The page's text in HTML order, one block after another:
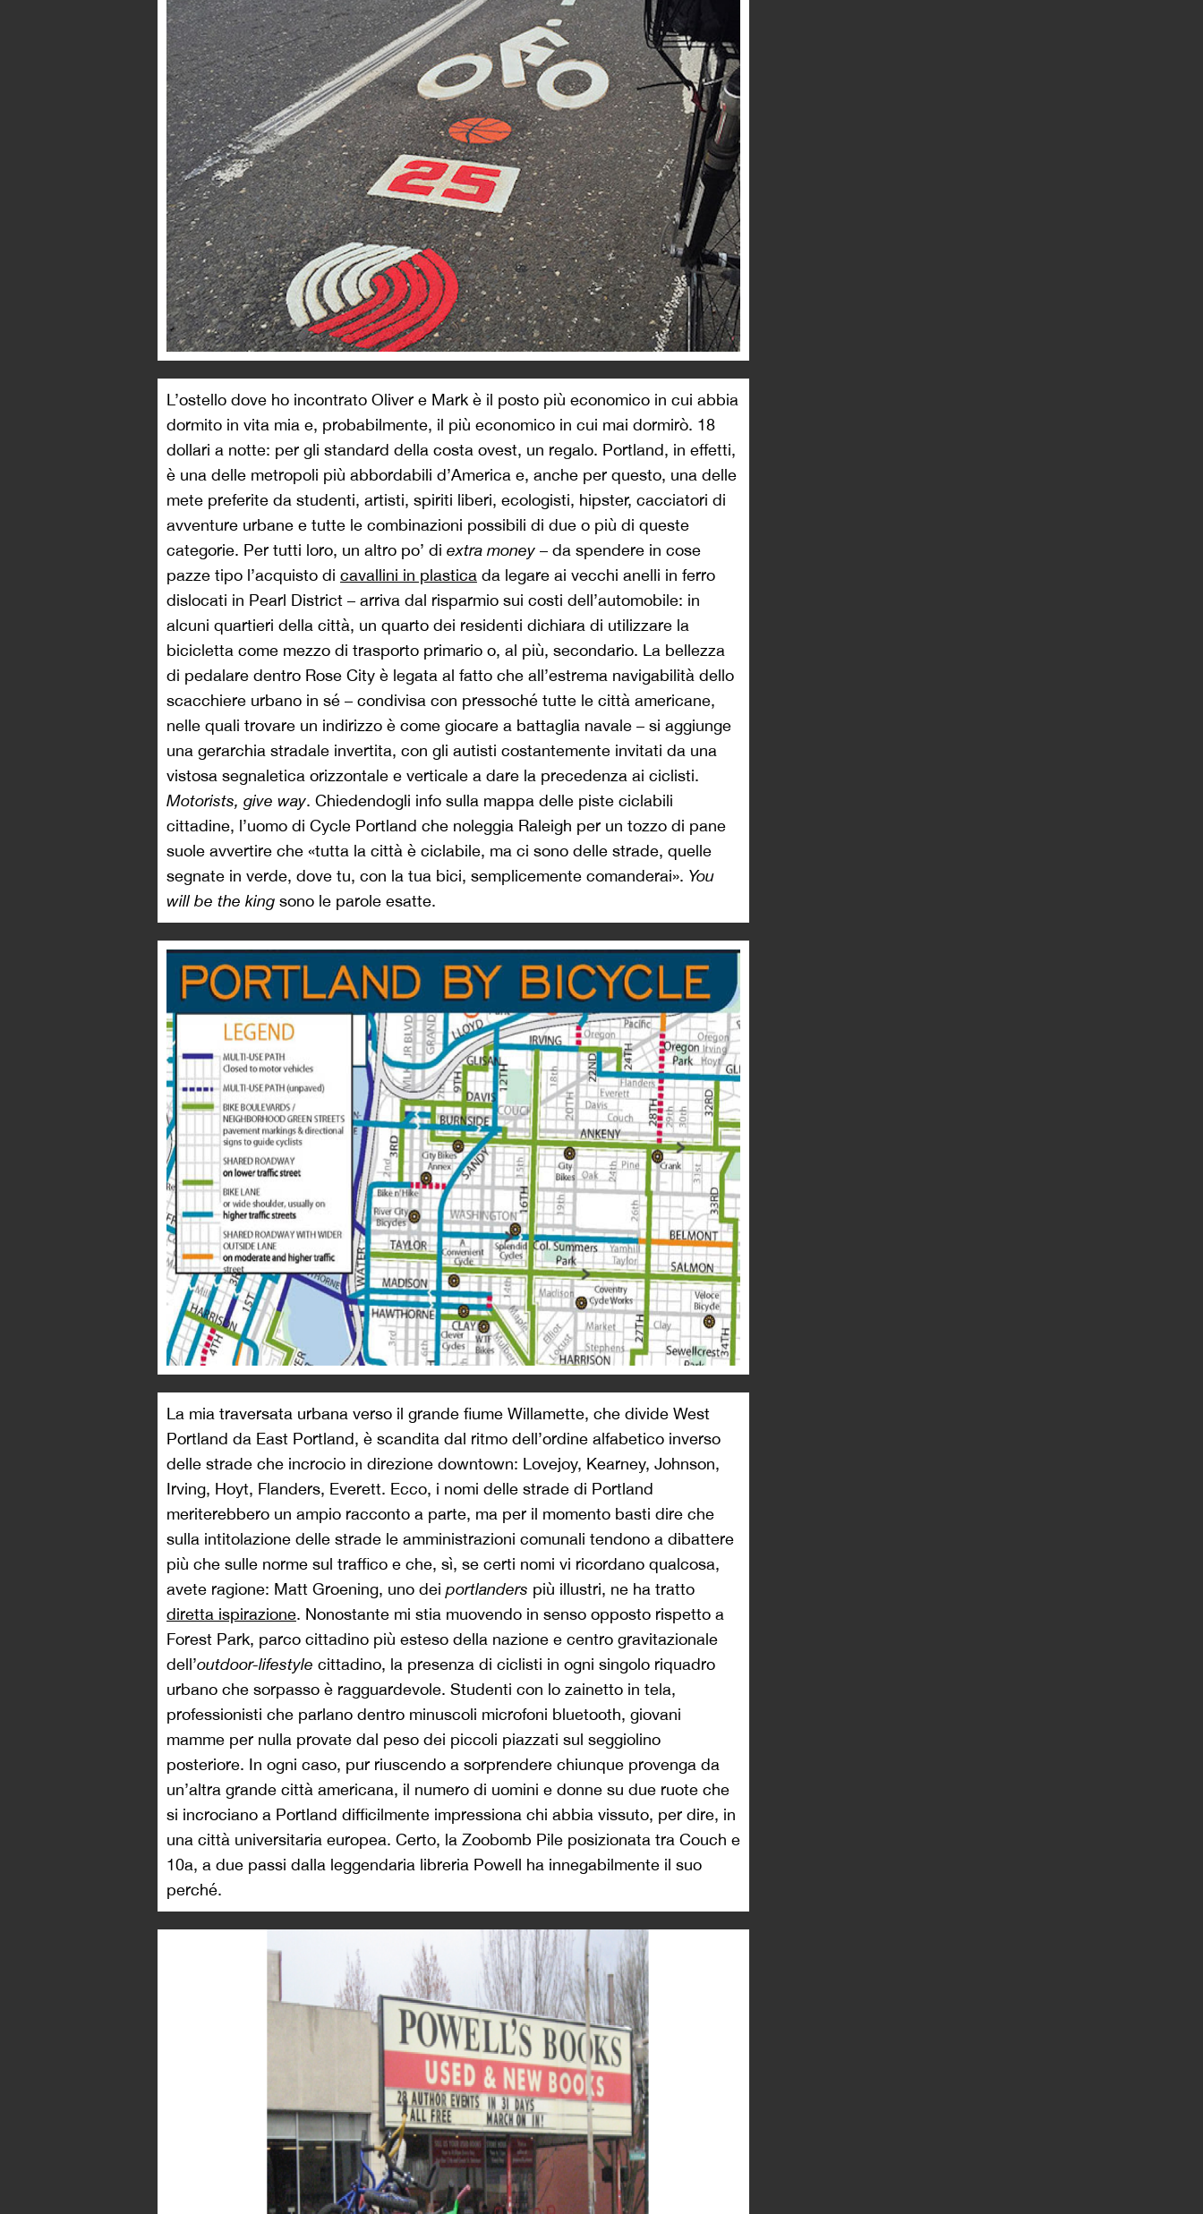
L’ostello dove ho incontrato Oliver e Mark è il posto più economico in cui abbia
dormito in vita mia e, probabilmente, il più economico in cui mai dormirò. 18
dollari a notte: per gli standard della costa ovest, un regalo. Portland, in effetti,
è una delle metropoli più abbordabili d’America e, anche per questo, una delle
mete preferite da studenti, artisti, spiriti liberi, ecologisti, hipster, cacciatori di
avventure urbane e tutte le combinazioni possibili di due o più di queste
categorie. Per tutti loro, un altro po’ di extra money – da spendere in cose
pazze tipo l’acquisto di cavallini in plastica da legare ai vecchi anelli in ferro
dislocati in Pearl District – arriva dal risparmio sui costi dell’automobile: in
alcuni quartieri della città, un quarto dei residenti dichiara di utilizzare la
bicicletta come mezzo di trasporto primario o, al più, secondario. La bellezza
di pedalare dentro Rose City è legata al fatto che all’estrema navigabilità dello
scacchiere urbano in sé – condivisa con pressoché tutte le città americane,
nelle quali trovare un indirizzo è come giocare a battaglia navale – si aggiunge
una gerarchia stradale invertita, con gli autisti costantemente invitati da una
vistosa segnaletica orizzontale e verticale a dare la precedenza ai ciclisti.
Motorists, give way. Chiedendogli info sulla mappa delle piste ciclabili
cittadine, l’uomo di Cycle Portland che noleggia Raleigh per un tozzo di pane
suole avvertire che «tutta la città è ciclabile, ma ci sono delle strade, quelle
segnate in verde, dove tu, con la tua bici, semplicemente comanderai». You
will be the king sono le parole esatte.
La mia traversata urbana verso il grande fiume Willamette, che divide West
Portland da East Portland, è scandita dal ritmo dell’ordine alfabetico inverso
delle strade che incrocio in direzione downtown: Lovejoy, Kearney, Johnson,
Irving, Hoyt, Flanders, Everett. Ecco, i nomi delle strade di Portland
meriterebbero un ampio racconto a parte, ma per il momento basti dire che
sulla intitolazione delle strade le amministrazioni comunali tendono a dibattere
più che sulle norme sul traffico e che, sì, se certi nomi vi ricordano qualcosa,
avete ragione: Matt Groening, uno dei portlanders più illustri, ne ha tratto
diretta ispirazione. Nonostante mi stia muovendo in senso opposto rispetto a
Forest Park, parco cittadino più esteso della nazione e centro gravitazionale
dell’outdoor-lifestyle cittadino, la presenza di ciclisti in ogni singolo riquadro
urbano che sorpasso è ragguardevole. Studenti con lo zainetto in tela,
professionisti che parlano dentro minuscoli microfoni bluetooth, giovani
mamme per nulla provate dal peso dei piccoli piazzati sul seggiolino
posteriore. In ogni caso, pur riuscendo a sorprendere chiunque provenga da
un’altra grande città americana, il numero di uomini e donne su due ruote che
si incrociano a Portland difficilmente impressiona chi abbia vissuto, per dire, in
una città universitaria europea. Certo, la Zoobomb Pile posizionata tra Couch e
10a, a due passi dalla leggendaria libreria Powell ha innegabilmente il suo
perché.